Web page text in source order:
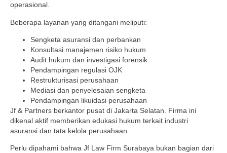
operasional.
Beberapa layanan yang ditangani meliputi:
Sengketa asuransi dan perbankan
Konsultasi manajemen risiko hukum
Audit hukum dan investigasi forensik
Pendampingan regulasi OJK
Restrukturisasi perusahaan
Mediasi dan penyelesaian sengketa
Pendampingan likuidasi perusahaan
Jf & Partners berkantor pusat di Jakarta Selatan. Firma ini
dikenal aktif memberikan edukasi hukum terkait industri
asuransi dan tata kelola perusahaan.
Perlu dipahami bahwa Jf Law Firm Surabaya bukan bagian dari